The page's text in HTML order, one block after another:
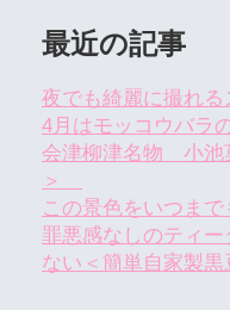
最近の記事
夜でも綺麗に撮れる
4月はモッコウバラ
会津柳津名物 小池
＞
この景色をいつまで
罪悪感なしのティ
ない＜簡単自家製黒